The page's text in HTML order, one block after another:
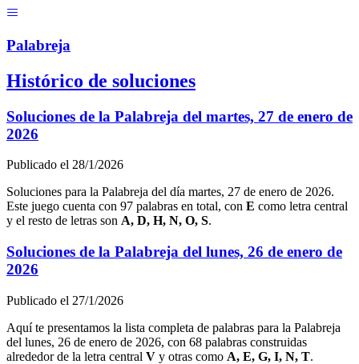
Palabreja
Histórico de soluciones
Soluciones de la Palabreja del martes, 27 de enero de
2026
Publicado el 28/1/2026
Soluciones para la Palabreja del día martes, 27 de enero de 2026.
Este juego cuenta con 97 palabras en total, con E como letra central
y el resto de letras son A, D, H, N, O, S.
Soluciones de la Palabreja del lunes, 26 de enero de
2026
Publicado el 27/1/2026
Aquí te presentamos la lista completa de palabras para la Palabreja
del lunes, 26 de enero de 2026, con 68 palabras construidas
alrededor de la letra central V y otras como A, E, G, I, N, T.